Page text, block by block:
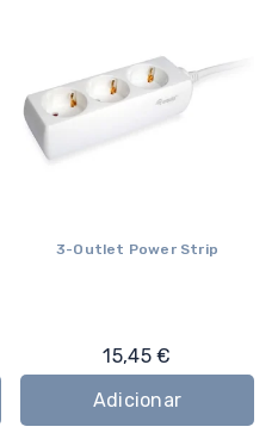
3-Outlet Power Strip
15,45€
Adicionar